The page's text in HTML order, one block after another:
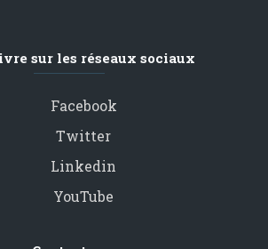
sur les réseaux sociaux
Facebook
Twitter
Linkedin
YouTube